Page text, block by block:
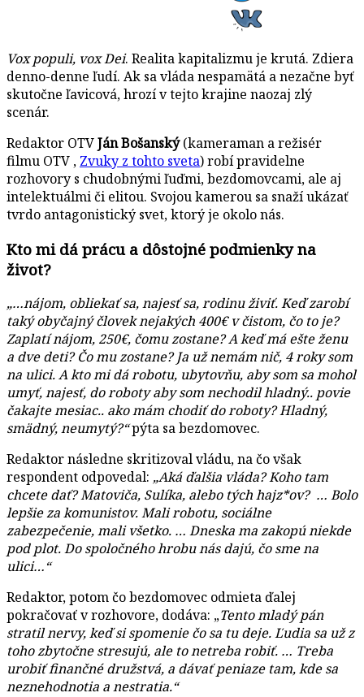
Vox populi, vox Dei. Realita kapitalizmu je krutá. Zdiera
denno-denne ľudí. Ak sa vláda nespamätá a nezačne byť
skutočne ľavicová, hrozí v tejto krajine naozaj zlý
scenár.
Redaktor OTVJán Bošanský(kameraman a režisér
filmu OTV , Zvuky z tohto sveta) robí pravidelne
rozhovory s chudobnými ľuďmi, bezdomovcami, ale aj
intelektuálmi či elitou. Svojou kamerou sa snaží ukázať
tvrdo antagonistický svet, ktorý je okolo nás.
Kto mi dá prácu a dôstojné podmienky na
život?
„…nájom, obliekať sa, najesť sa, rodinu živiť. Keď zarobí
taký obyčajný človek nejakých 400€ v čistom, čo to je?
Zaplatí nájom, 250€, čomu zostane? A keď má ešte ženu
a dve deti? Čo mu zostane? Ja už nemám nič, 4 roky som
na ulici. A kto mi dá robotu, ubytovňu, aby som sa mohol
umyť, najesť, do roboty aby som nechodil hladný.. povie
čakajte mesiac.. ako mám chodiť do roboty? Hladný,
smädný, neumytý?“pýta sa bezdomovec.
Redaktor následne skritizoval vládu, na čo však
respondent odpovedal: „Aká ďalšia vláda? Koho tam
chcete dať? Matoviča, Sulíka, alebo tých hajz*ov? … Bolo
lepšie za komunistov. Mali robotu, sociálne
zabezpečenie, mali všetko. … Dneska ma zakopú niekde
pod plot. Do spoločného hrobu nás dajú, čo sme na
ulici…“
Redaktor, potom čo bezdomovec odmieta ďalej
pokračovať v rozhovore, dodáva: „Tento mladý pán
stratil nervy, keď si spomenie čo sa tu deje. Ľudia sa už z
toho zbytočne stresujú, ale to netreba robiť. … Treba
urobiť finančné družstvá, a dávať peniaze tam, kde sa
neznehodnotia a nestratia.“